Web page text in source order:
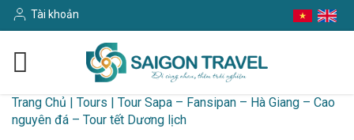
Tài khoản
Trang Chủ | Tours | Tour Sapa – Fansipan – Hà Giang – Cao
nguyên đá – Tour tết Dương lịch